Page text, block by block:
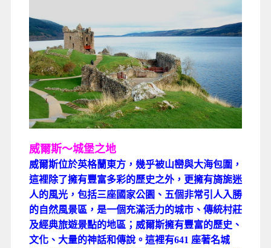
威爾斯～城堡之地
威爾斯位於英格蘭東方，幾乎被山巒與大海包圍，
這裡除了擁有豐富多彩的歷史之外，更擁有旖旎迷
人的風光，包括三座國家公園、五個非常引人入勝
的自然風景區，是一個充滿活力的城市、傳統村莊
及經典旅遊景點的地區；威爾斯擁有豐富的歷史、
文化、大量的神話和傳說。這裡有641 座著名城